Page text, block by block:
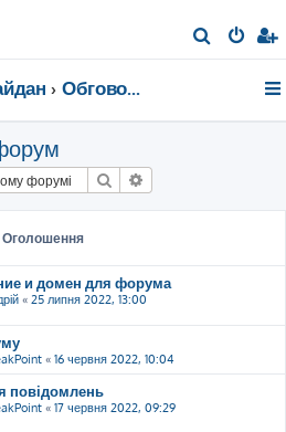
о
Обговорюємо наш форум
Пошук
Оголошення
и домен для форума
« 25 липня 2022, 13:00
« 16 червня 2022, 10:04
повідомлень
« 17 червня 2022, 09:29